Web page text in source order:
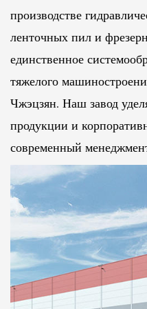
производстве
ленточных пил и
единственное
тяжелого
Чжэцзян. Наш завод
продукции и
современный
уровню своих
она была оценена как
качеством продукции,
выполняющее обещания.
Четырехстоечный
станок общего